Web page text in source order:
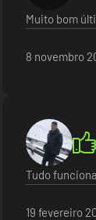
Muito bom
8 novembro
Tudo
19 fevereiro